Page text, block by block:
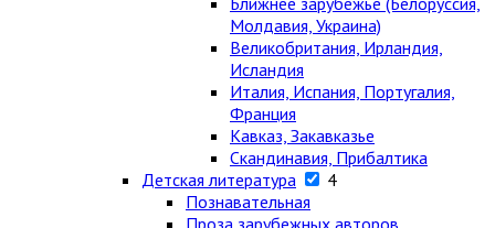
Молдавия, Украина)
Великобритания, Ирландия,
Исландия
Италия, Испания, Португалия,
Франция
Кавказ, Закавказье
Скандинавия, Прибалтика
Детская литература
4
Познавательная
Проза зарубежных авторов